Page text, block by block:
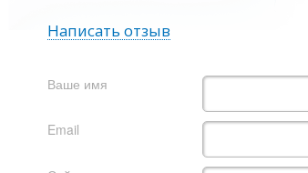
Написать отзыв
Ваше имя
Email